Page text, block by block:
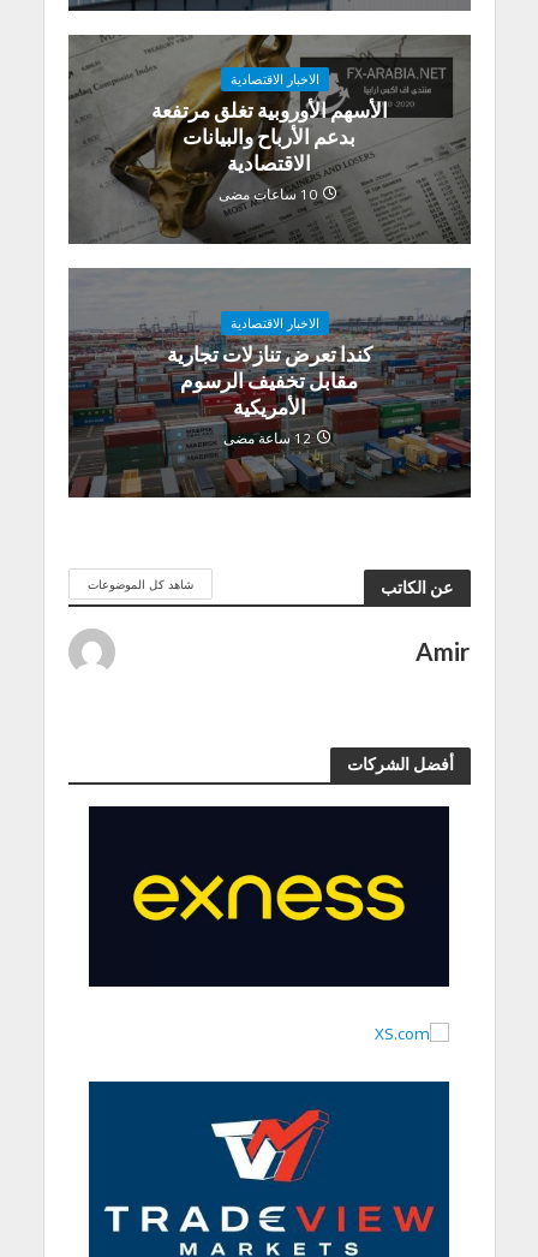
الاخبار الاقتصادية
الأسهم الأوروبية تغلق مرتفعة
بدعم الأرباح والبيانات
الاقتصادية
10 ساعات مضى
الاخبار الاقتصادية
كندا تعرض تنازلات تجارية
مقابل تخفيف الرسوم
الأمريكية
12 ساعة مضى
عن الكاتب شاهد كل الموضوعات
Amir
أفضل الشركات